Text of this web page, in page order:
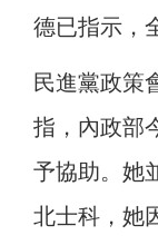
德已指示，
民進黨政策
指，內政部
予協助。她
北士科，她